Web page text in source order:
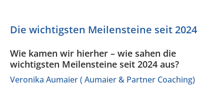
Die wichtigsten Meilensteine seit 2024
Wie kamen wir hierher – wie sahen die
wichtigsten Meilensteine seit 2024 aus?
Veronika Aumaier ( Aumaier & Partner Coaching)